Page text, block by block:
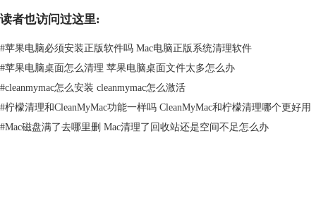
占用空间较大的日志文件夹。
读者也访问过这里:
#苹果电脑必须安装正版软件吗 Mac电脑正版系统清理软件
#苹果电脑桌面怎么清理 苹果电脑桌面文件太多怎么办
#cleanmymac怎么安装 cleanmymac怎么激活
#柠檬清理和CleanMyMac功能一样吗 CleanMyMac和柠檬清理哪个更好用
#Mac磁盘满了去哪里删 Mac清理了回收站还是空间不足怎么办